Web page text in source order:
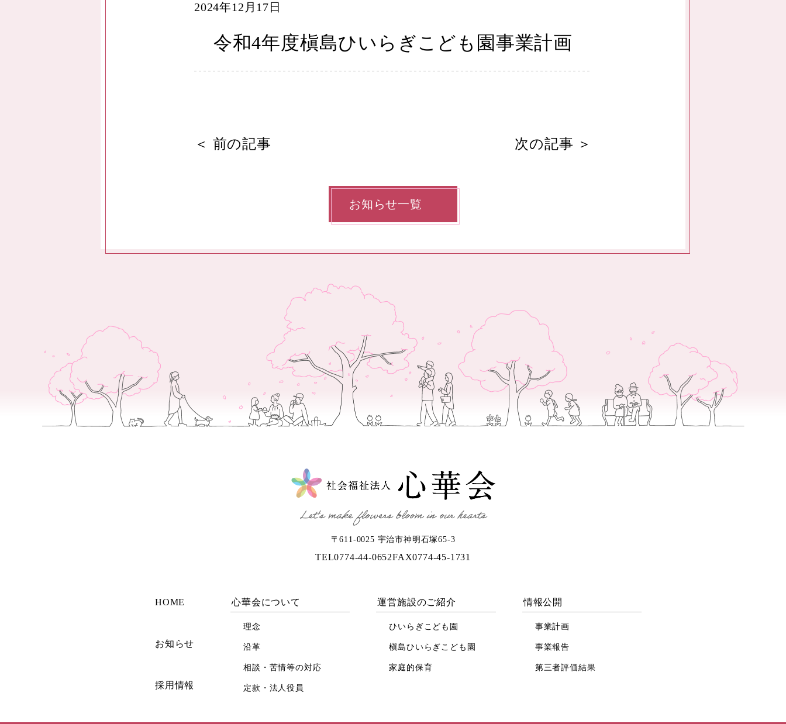
2024年12月17日
令和4年度槇島ひいらぎこども園事業計画
＜ 前の記事 次の記事 ＞
お知らせ一覧
〒611-0025 宇治市神明石塚65-3
TEL0774-44-0652FAX0774-45-1731
HOME
お知らせ
採用情報
心華会について
理念
沿革
相談・苦情等の対応
定款・法人役員
運営施設のご紹介
ひいらぎこども園
槇島ひいらぎこども園
家庭的保育
情報公開
事業計画
事業報告
第三者評価結果